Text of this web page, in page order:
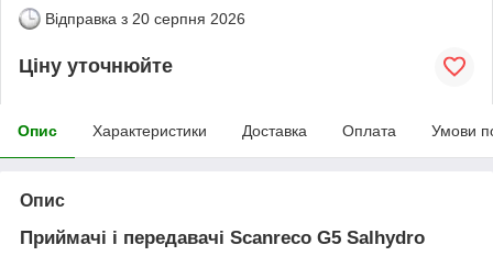
Відправка з 20 серпня 2026
Ціну уточнюйте
Опис Характеристики Доставка Оплата Умови
Опис
Приймачі і передавачі Scanreco G5 Salhydro